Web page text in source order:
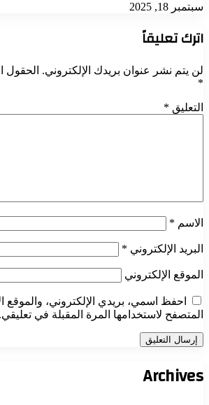
سبتمبر 18, 2025
اترك تعليقاً
لن يتم نشر عنوان بريدك الإلكتروني. الحقول
*
التعليق *
الاسم *
البريد الإلكتروني *
الموقع الإلكتروني
احفظ اسمي، بريدي الإلكتروني، والموقع
المتصفح لاستخدامها المرة المقبلة في تعليقي.
Archives